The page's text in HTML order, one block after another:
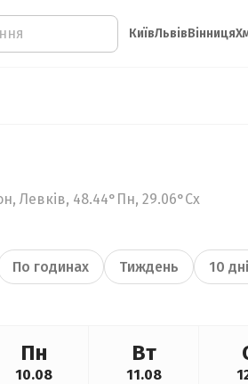
КиївЛьвівВінниця
Левків, 48.44°Пн, 29.06°Сх
По годинах Тиждень 10
Пн
10.08
Вт
11.08